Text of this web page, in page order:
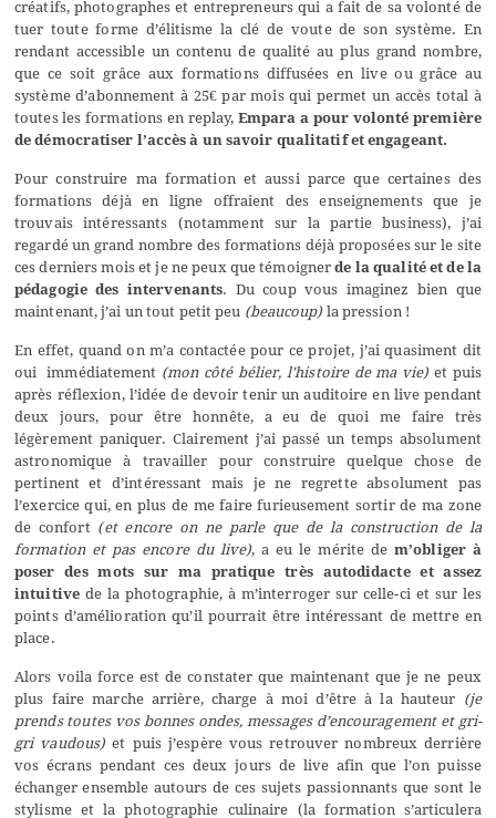
créatifs, photographes et entrepreneurs qui a fait de sa volonté de
tuer toute forme d’élitisme la clé de voute de son système. En
rendant accessible un contenu de qualité au plus grand nombre,
que ce soit grâce aux formations diffusées en live ou grâce au
système d’abonnement à 25€ par mois qui permet un accès total à
toutes les formations en replay, Empara a pour volonté première
de démocratiser l’accès à un savoir qualitatif et engageant.
Pour construire ma formation et aussi parce que certaines des
formations déjà en ligne offraient des enseignements que je
trouvais intéressants (notamment sur la partie business), j’ai
regardé un grand nombre des formations déjà proposées sur le site
ces derniers mois et je ne peux que témoignerde la qualité et de la
pédagogie des intervenants. Du coup vous imaginez bien que
maintenant, j’ai un tout petit peu (beaucoup) la pression !
En effet, quand on m’a contactée pour ce projet, j’ai quasiment dit
oui immédiatement (mon côté bélier, l’histoire de ma vie) et puis
après réflexion, l’idée de devoir tenir un auditoire en live pendant
deux jours, pour être honnête, a eu de quoi me faire très
légèrement paniquer. Clairement j’ai passé un temps absolument
astronomique à travailler pour construire quelque chose de
pertinent et d’intéressant mais je ne regrette absolument pas
l’exercice qui, en plus de me faire furieusement sortir de ma zone
de confort (et encore on ne parle que de la construction de la
formation et pas encore du live), a eu le mérite dem’obliger à
poser des mots sur ma pratique très autodidacte et assez
intuitivede la photographie, à m’interroger sur celle-ci et sur les
points d’amélioration qu’il pourrait être intéressant de mettre en
place.
Alors voila force est de constater que maintenant que je ne peux
plus faire marche arrière, charge à moi d’être à la hauteur (je
prends toutes vos bonnes ondes, messages d’encouragement et gri-
gri vaudous) et puis j’espère vous retrouver nombreux derrière
vos écrans pendant ces deux jours de live afin que l’on puisse
échanger ensemble autours de ces sujets passionnants que sont le
stylisme et la photographie culinaire (la formation s’articulera